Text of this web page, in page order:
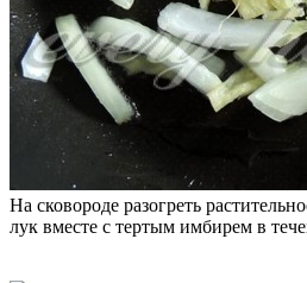
На сковороде разогреть
лук вместе с тертым имбирем в